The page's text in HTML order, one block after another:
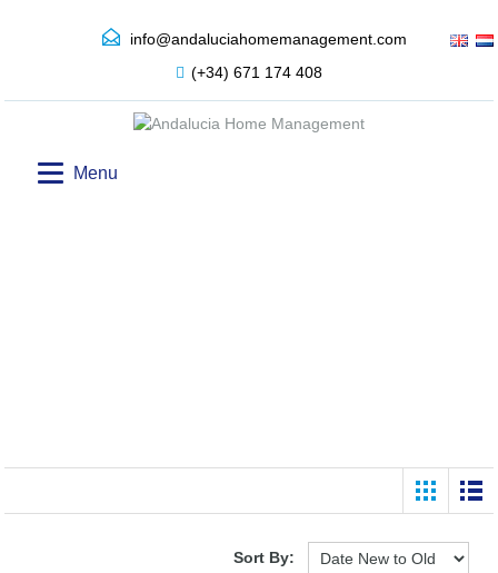
info@andaluciahomemanagement.com
(+34) 671 174 408
Menu
Sort By: